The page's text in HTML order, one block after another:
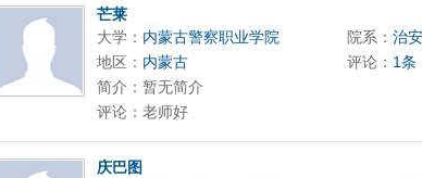
芒莱
大学： 内蒙古警察职业学院 院系： 治
地区： 内蒙古 评论： 1条
简介：暂无简介
评论：老师好
庆巴图